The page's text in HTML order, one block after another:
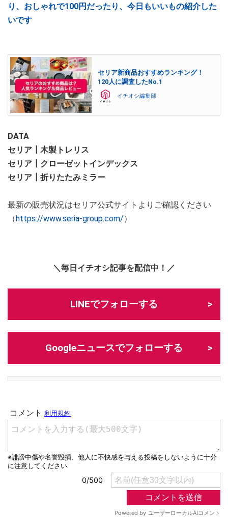
り、おしゃれで100円だったり、今日もいいもの紹介した
いです
セリア新商品おすすめランキング！
120人に調査したNo.1
イチオシ編集部
DATA
セリア┃木製トレリス
セリア┃クローゼットインデックス
セリア┃折りたたみミラー
最新の販売状況はセリア公式サイトよりご確認ください
（ https://www.seria-group.com/）
＼毎日イチオシ記事を配信中！／
LINEでフォローする
Googleニュースでフォローする